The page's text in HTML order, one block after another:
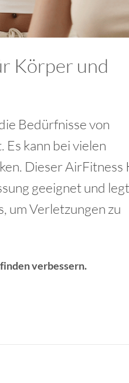
Körper und
Bedürfnisse von
kann bei vielen
Dieser AirFitness
geeignet und legt
um Verletzungen zu
verbessern.